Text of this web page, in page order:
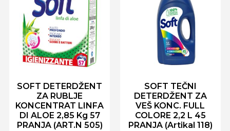
SOFT DETERDŽENT
ZA RUBLJE
KONCENTRAT LINFA
DI ALOE 2,85 Kg 57
PRANJA (ART.N 505)
SOFT TEČNI
DETERDŽENT ZA
VEŠ KONC. FULL
COLORE 2,2 L 45
PRANJA (Artikal 118)